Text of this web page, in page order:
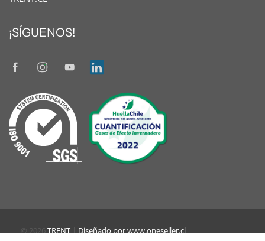
¡SÍGUENOS!
© 2026TRENT|Diseñado por www.oneseller.cl